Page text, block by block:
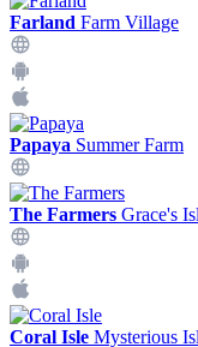
Farland Farm Village
Papaya Summer Farm
The Farmers Grace's
Coral Isle Mysterious